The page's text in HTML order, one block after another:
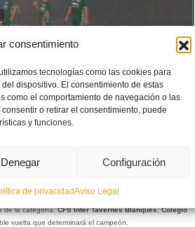
consentimiento
tecnologías como las cookies para
dispositivo. El consentimiento de estas
como el comportamiento de navegación o las
o retirar el consentimiento, puede
y funciones.
Denegar Configuración
de privacidadAviso Legal
la Liga Juvenil de los Juegos Deportivos Municipales
de la categoría:CFS Inter Tavernes Blanques,Colegio
vuelta que determinará el campeón.